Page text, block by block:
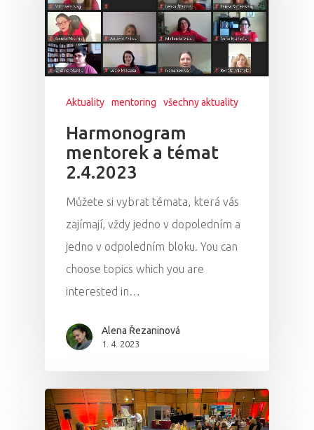
Aktuality mentoring všechny aktuality
Harmonogram
mentorek a témat
2.4.2023
Můžete si vybrat témata, která vás
zajímají, vždy jedno v dopoledním a
jedno v odpoledním bloku. You can
choose topics which you are
interested in…
Alena Řezaninová
1. 4. 2023
Program 26.3.
Program 27.3.
Osobnosti
Dopad
Partneři
Vstupenky